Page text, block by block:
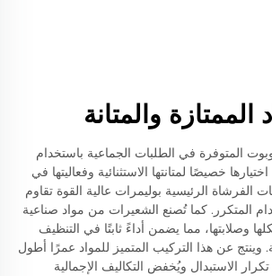
الممتازة والمتانة
المتوفرة في الطلبات الجماعية باستخدام
خصيصًا لمتانتها الاستثنائية وفعاليتها في
الفرشاة الرئيسية بوليمرات عالية القوة تقاوم
المتكرر. كما تُصنع الشعيرات من مواد صناعية
وصلابتها، مما يضمن أداءً ثابتًا في التنظيف
عن هذا التركيب المتميز للمواد عمرًا أطول
الاستبدال ويُخفض التكاليف الإجمالية